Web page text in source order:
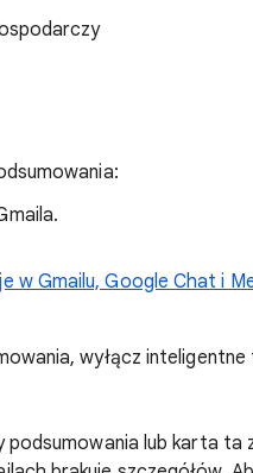
w Gmailu, Google Chat i
wyłącz
podsumowania lub karta